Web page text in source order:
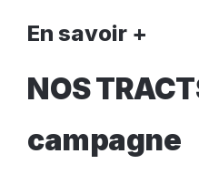
En savoir +
NOS
campagne